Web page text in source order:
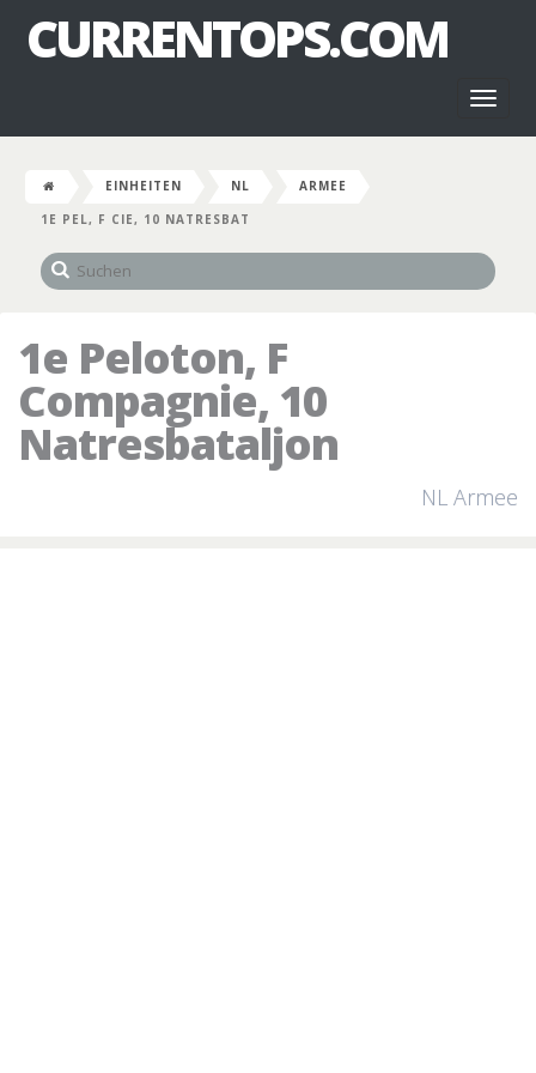
CURRENTOPS.COM
EINHEITEN NL
ARMEE
1E PEL, F CIE, 10 NATRESBAT
1e Peloton, F
Compagnie, 10
Natresbataljon
NL Armee